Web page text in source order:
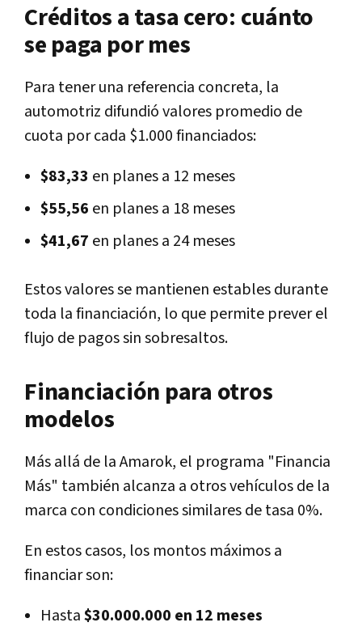
Créditos a tasa cero: cuánto
se paga por mes
Para tener una referencia concreta, la
automotriz difundió valores promedio de
cuota por cada $1.000 financiados:
$83,33 en planes a 12 meses
$55,56 en planes a 18 meses
$41,67 en planes a 24 meses
Estos valores se mantienen estables durante
toda la financiación, lo que permite prever el
flujo de pagos sin sobresaltos.
Financiación para otros
modelos
Más allá de la Amarok, el programa "Financia
Más" también alcanza a otros vehículos de la
marca con condiciones similares de tasa 0%.
En estos casos, los montos máximos a
financiar son:
Hasta$30.000.000 en 12 meses